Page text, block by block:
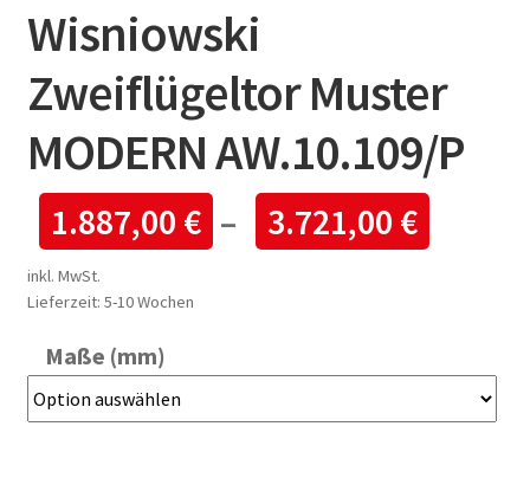
Wisniowski
Zweiflügeltor Muster
MODERN AW.10.109/P
1.887,00 € – 3.721,00 €
inkl. MwSt.
Lieferzeit: 5-10 Wochen
Maße (mm)